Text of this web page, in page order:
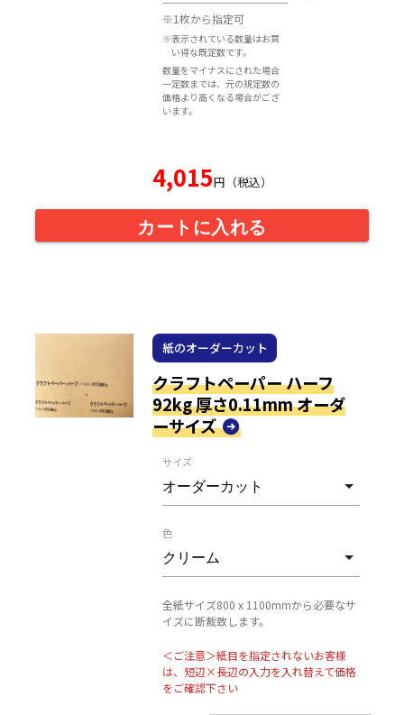
※1枚から指定可
※表示されている数量はお買
い得な既定数です。
数量をマイナスにされた場合
一定数までは、元の規定数の
価格より高くなる場合がござ
います。
4,015円（税込）
カートに入れる
紙のオーダーカット
クラフトペーパー ハーフ
92kg 厚さ0.11mm オーダ
ーサイズ
サイズ
色
全紙サイズ800 x 1100mmから必要なサ
イズに断裁致します。
＜ご注意＞紙目を指定されないお客様
は、短辺×長辺の入力を入れ替えて価格
をご確認下さい